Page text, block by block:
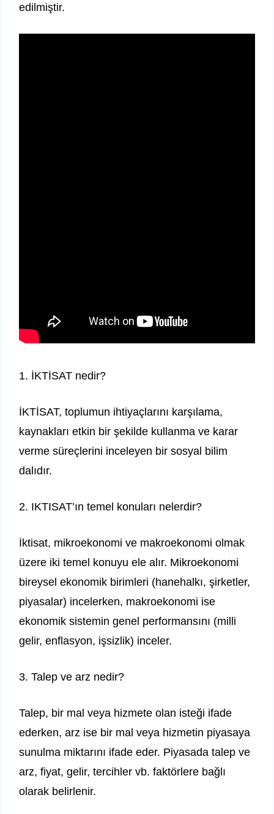
edilmiştir.
1. İKTİSAT nedir?
İKTİSAT, toplumun ihtiyaçlarını karşılama,
kaynakları etkin bir şekilde kullanma ve karar
verme süreçlerini inceleyen bir sosyal bilim
dalıdır.
2. IKTISAT’ın temel konuları nelerdir?
İktisat, mikroekonomi ve makroekonomi olmak
üzere iki temel konuyu ele alır. Mikroekonomi
bireysel ekonomik birimleri (hanehalkı, şirketler,
piyasalar) incelerken, makroekonomi ise
ekonomik sistemin genel performansını (milli
gelir, enflasyon, işsizlik) inceler.
3. Talep ve arz nedir?
Talep, bir mal veya hizmete olan isteği ifade
ederken, arz ise bir mal veya hizmetin piyasaya
sunulma miktarını ifade eder. Piyasada talep ve
arz, fiyat, gelir, tercihler vb. faktörlere bağlı
olarak belirlenir.